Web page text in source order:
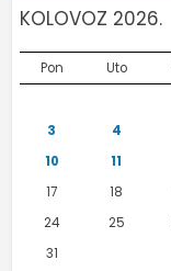
KOLOVOZ 2026.
Pon Uto
3
4
10
11
17
18
24
25
31